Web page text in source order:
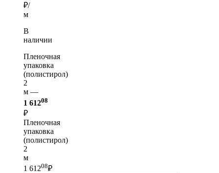
₽/
м
В
наличии
Пленочная
упаковка
(полистирол)
2
м —
1 61208
₽
Пленочная
упаковка
(полистирол)
2
м
1 61208₽